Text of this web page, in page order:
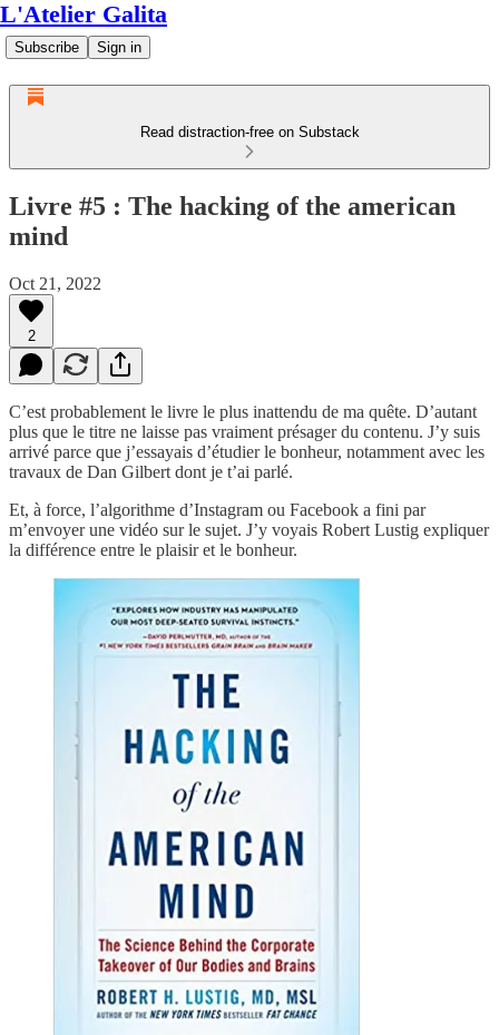
L'Atelier Galita
Subscribe Sign in
Read distraction-free on Substack
Livre #5 : The hacking of the american
mind
Oct 21, 2022
2
C’est probablement le livre le plus inattendu de ma quête. D’autant
plus que le titre ne laisse pas vraiment présager du contenu. J’y suis
arrivé parce que j’essayais d’étudier le bonheur, notamment avec les
travaux de Dan Gilbert dont je t’ai parlé.
Et, à force, l’algorithme d’Instagram ou Facebook a fini par
m’envoyer une vidéo sur le sujet. J’y voyais Robert Lustig expliquer
la différence entre le plaisir et le bonheur.